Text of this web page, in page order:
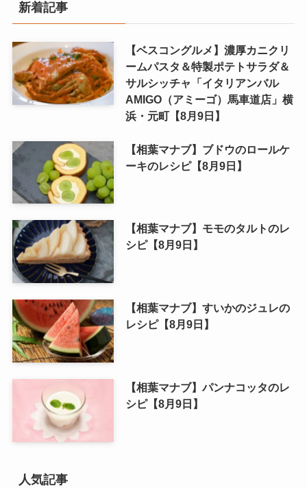
新着記事
【ベスコングルメ】濃厚カニクリ
ームパスタ＆特製ポテトサラダ＆
サルシッチャ「イタリアンバル
AMIGO（アミーゴ）馬車道店」横
浜・元町【8月9日】
【相葉マナブ】ブドウのロールケ
ーキのレシピ【8月9日】
【相葉マナブ】モモのタルトのレ
シピ【8月9日】
【相葉マナブ】すいかのジュレの
レシピ【8月9日】
【相葉マナブ】パンナコッタのレ
シピ【8月9日】
人気記事